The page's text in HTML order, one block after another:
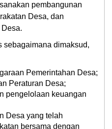
pembangunan
Desa, dan
sebagaimana dimaksud,
Pemerintahan Desa;
Peraturan Desa;
pengelolaan keuangan
Desa yang telah
bersama dengan